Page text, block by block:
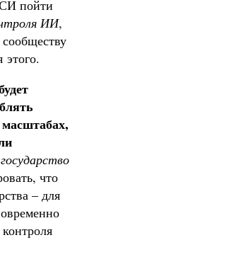
пойти
ИИ,
что
– для